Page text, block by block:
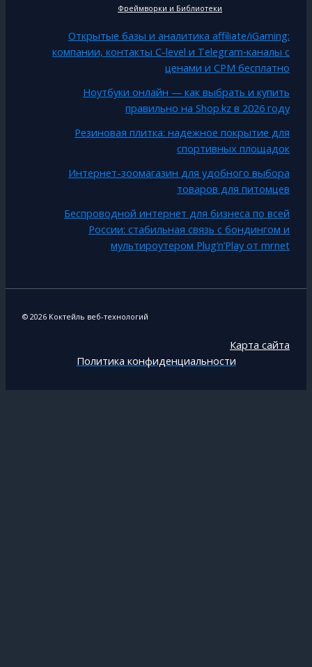
Фреймворки и Библиотеки
Открытые базы и аналитика affiliate/iGaming:
компании, контакты C-level и Telegram‑каналы с
ценами и CPM бесплатно
Ноутбуки онлайн — как выбрать и купить
правильно на Shop.kz в 2026 году
Резиновая плитка: надежное покрытие для
спортивных площадок
Интернет-зоомагазин для удобного выбора
товаров для питомцев
Беспроводной интернет для бизнеса по всей
России: стабильная связь с бондингом и
мультироутером Plug’n’Play от mrnet
© 2026 Коктейль веб-технологий
Карта сайта
Политика конфиденциальности